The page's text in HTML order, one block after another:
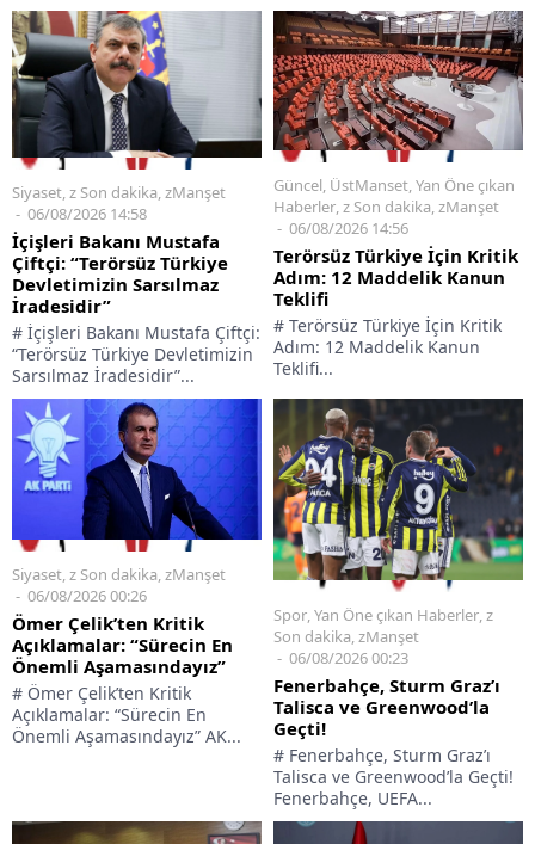
Siyaset,z Son dakika,zManşet
06/08/2026 14:58
İçişleri Bakanı Mustafa
Çiftçi: “Terörsüz Türkiye
Devletimizin Sarsılmaz
İradesidir”
# İçişleri Bakanı Mustafa Çiftçi:
“Terörsüz Türkiye Devletimizin
Sarsılmaz İradesidir”...
Güncel, ÜstManset,Yan Öne çıkan
Haberler,z Son dakika,zManşet
06/08/2026 14:56
Terörsüz Türkiye İçin Kritik
Adım: 12 Maddelik Kanun
Teklifi
# Terörsüz Türkiye İçin Kritik
Adım: 12 Maddelik Kanun
Teklifi...
Siyaset,z Son dakika,zManşet
06/08/2026 00:26
Ömer Çelik’ten Kritik
Açıklamalar: “Sürecin En
Önemli Aşamasındayız”
# Ömer Çelik’ten Kritik
Açıklamalar: “Sürecin En
Önemli Aşamasındayız” AK...
Spor,Yan Öne çıkan Haberler,z
Son dakika,zManşet
06/08/2026 00:23
Fenerbahçe, Sturm Graz’ı
Talisca ve Greenwood’la
Geçti!
# Fenerbahçe, Sturm Graz’ı
Talisca ve Greenwood’la Geçti!
Fenerbahçe, UEFA...